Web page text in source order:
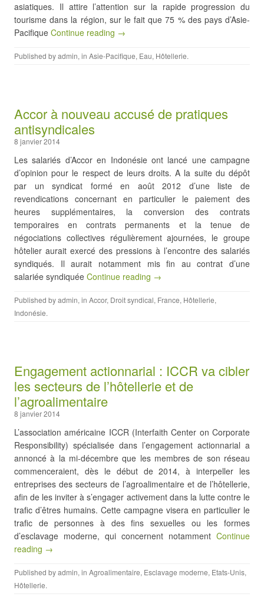
asiatiques. Il attire l’attention sur la rapide progression du
tourisme dans la région, sur le fait que 75 % des pays d’Asie-
Pacifique Continue reading →
Published byadmin, in Asie-Pacifique, Eau, Hôtellerie.
Accor à nouveau accusé de pratiques
antisyndicales
8 janvier 2014
Les salariés d’Accor en Indonésie ont lancé une campagne
d’opinion pour le respect de leurs droits. A la suite du dépôt
par un syndicat formé en août 2012 d’une liste de
revendications concernant en particulier le paiement des
heures supplémentaires, la conversion des contrats
temporaires en contrats permanents et la tenue de
négociations collectives régulièrement ajournées, le groupe
hôtelier aurait exercé des pressions à l’encontre des salariés
syndiqués. Il aurait notamment mis fin au contrat d’une
salariée syndiquée Continue reading →
Published byadmin, in Accor, Droit syndical, France, Hôtellerie,
Indonésie.
Engagement actionnarial : ICCR va cibler
les secteurs de l’hôtellerie et de
l’agroalimentaire
8 janvier 2014
L’association américaine ICCR (Interfaith Center on Corporate
Responsibility) spécialisée dans l’engagement actionnarial a
annoncé à la mi-décembre que les membres de son réseau
commenceraient, dès le début de 2014, à interpeller les
entreprises des secteurs de l’agroalimentaire et de l’hôtellerie,
afin de les inviter à s’engager activement dans la lutte contre le
trafic d’êtres humains. Cette campagne visera en particulier le
trafic de personnes à des fins sexuelles ou les formes
d’esclavage moderne, qui concernent notamment Continue
reading →
Published byadmin, in Agroalimentaire, Esclavage moderne, Etats-Unis,
Hôtellerie.